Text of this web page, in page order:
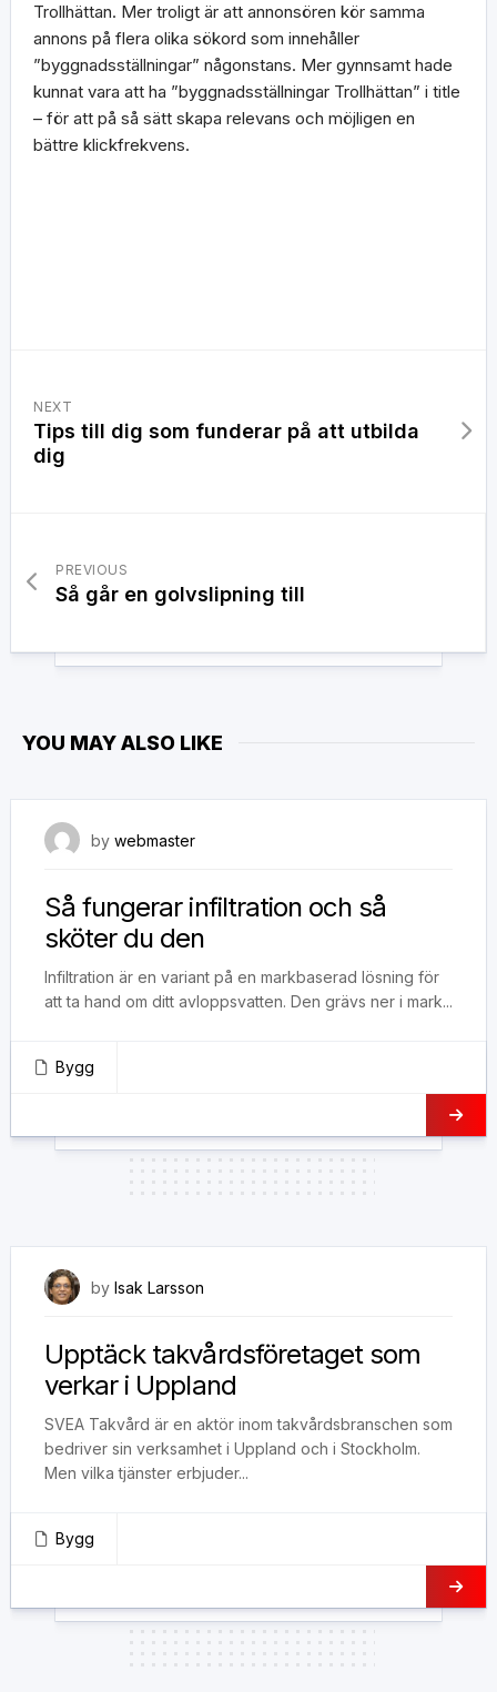
Trollhättan. Mer troligt är att annonsören kör samma
annons på flera olika sökord som innehåller
”byggnadsställningar” någonstans. Mer gynnsamt hade
kunnat vara att ha ”byggnadsställningar Trollhättan” i title
– för att på så sätt skapa relevans och möjligen en
bättre klickfrekvens.
NEXT
Tips till dig som funderar på att utbilda
dig
PREVIOUS
Så går en golvslipning till
YOU MAY ALSO LIKE
by webmaster
Så fungerar infiltration och så
sköter du den
Infiltration är en variant på en markbaserad lösning för
att ta hand om ditt avloppsvatten. Den grävs ner i mark...
Bygg
by Isak Larsson
Upptäck takvårdsföretaget som
verkar i Uppland
SVEA Takvård är en aktör inom takvårdsbranschen som
bedriver sin verksamhet i Uppland och i Stockholm.
Men vilka tjänster erbjuder...
Bygg